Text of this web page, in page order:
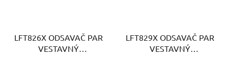
LFT826X ODSAVAČ PAR
VESTAVNÝ
LFT829X ODSAVAČ PAR
VESTAVNÝ